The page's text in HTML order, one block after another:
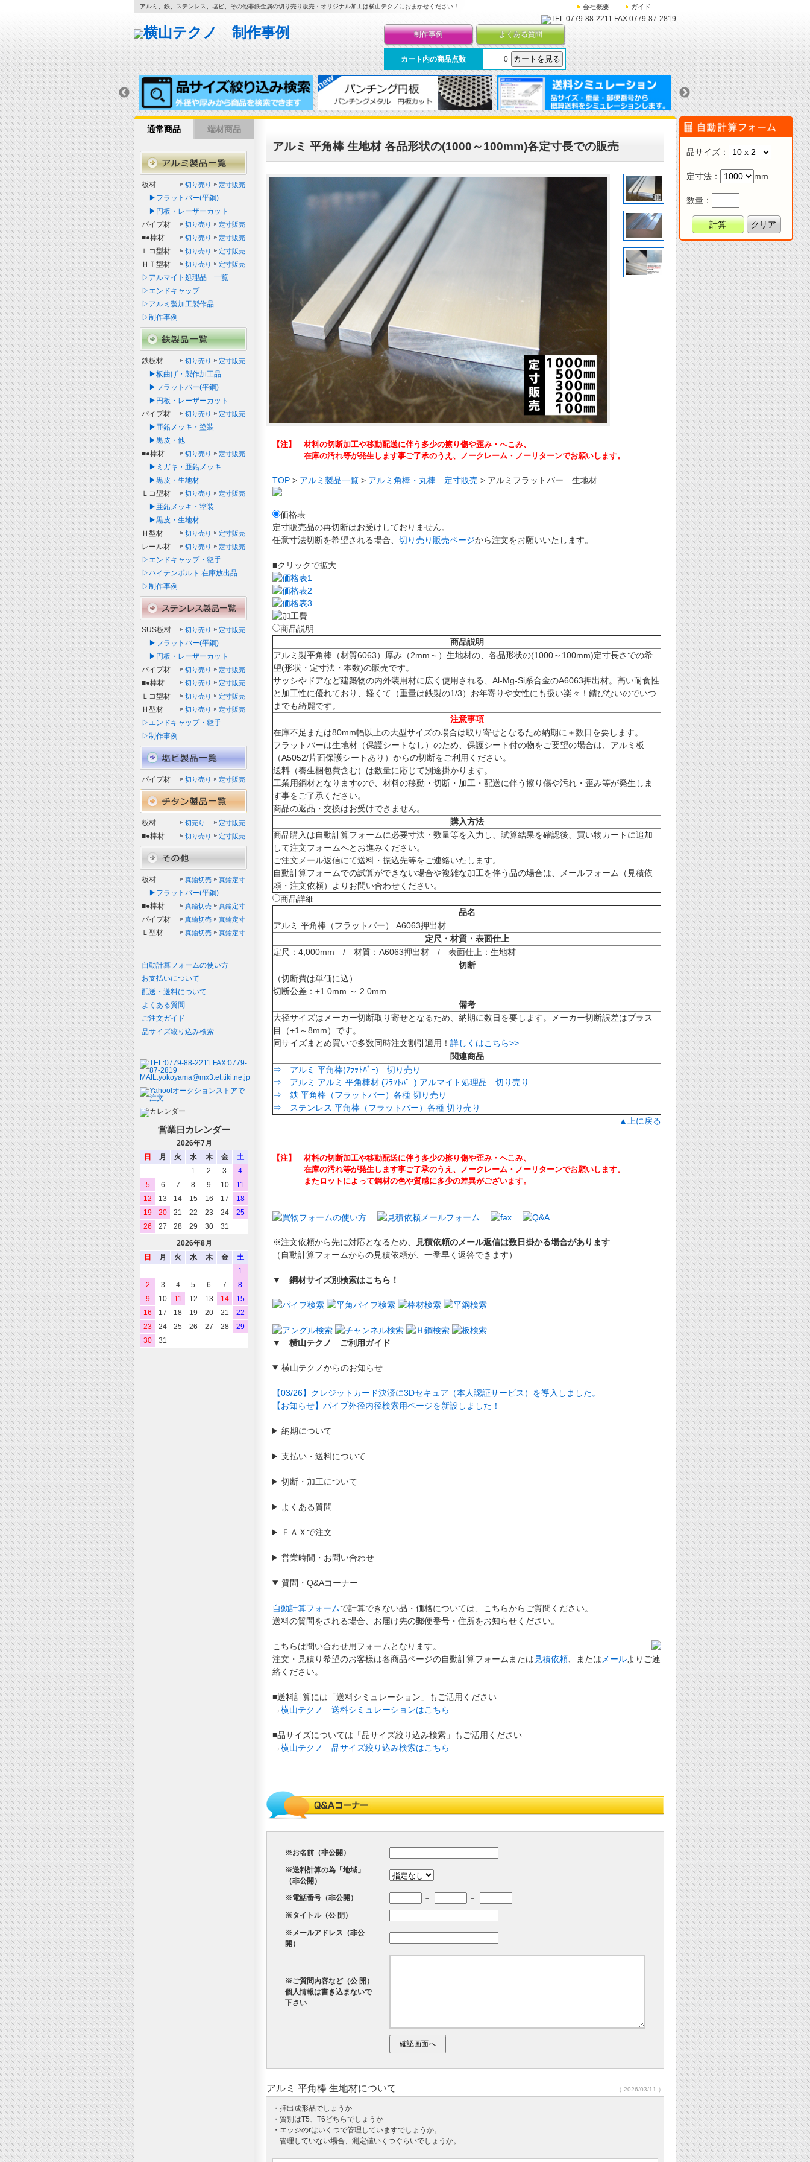
アルミ、鉄、ステンレス、塩ビ、その他非鉄金属の切り売り販売・オリジナル加工は横山テクノにおまかせください！ 会社概要 ガイド
制作事例 よくある質問
カート内の商品点数 0
アルミ 平角棒 生地材 各品形状の(1000～100mm)各定寸長での販売
【注】 材料の切断加工や移動配送に伴う多少の擦り傷や歪み・へこみ、
在庫の汚れ等が発生します事ご了承のうえ、ノークレーム・ノーリターンでお願いします。
TOP > アルミ製品一覧 > アルミ角棒・丸棒 定寸販売 > アルミフラットバー 生地材
価格表
定寸販売品の再切断はお受けしておりません。
任意寸法切断を希望される場合、 切り売り販売ページから注文をお願いいたします。
■クリックで拡大
商品説明
商品説明
アルミ製平角棒（材質6063）厚み（2mm～）生地材の、各品形状の(1000～100mm)定寸長さでの希
望(形状・定寸法・本数)の販売です。
サッシやドアなど建築物の内外装用材に広く使用される、Al-Mg-Si系合金のA6063押出材。高い耐食性
と加工性に優れており、軽くて（重量は鉄製の1/3）お年寄りや女性にも扱い楽々！錆びないのでいつ
までも綺麗です。
注意事項
在庫不足または80mm幅以上の大型サイズの場合は取り寄せとなるため納期に＋数日を要します。
フラットバーは生地材（保護シートなし）のため、保護シート付の物をご要望の場合は、アルミ板
（A5052/片面保護シートあり）からの切断をご利用ください。
送料（養生梱包費含む）は数量に応じて別途掛かります。
工業用鋼材となりますので、材料の移動・切断・加工・配送に伴う擦り傷や汚れ・歪み等が発生しま
す事をご了承ください。
商品の返品・交換はお受けできません。
購入方法
商品購入は自動計算フォームに必要寸法・数量等を入力し、試算結果を確認後、買い物カートに追加
して注文フォームへとお進みください。
ご注文メール返信にて送料・振込先等をご連絡いたします。
自動計算フォームでの試算ができない場合や複雑な加工を伴う品の場合は、メールフォーム（見積依
頼・注文依頼）よりお問い合わせください。
商品詳細
品名
アルミ 平角棒（フラットバー） A6063押出材
定尺・材質・表面仕上
定尺：4,000mm / 材質：A6063押出材 / 表面仕上：生地材
切断
（切断費は単価に込）
切断公差：±1.0mm ～ 2.0mm
備考
大径サイズはメーカー切断取り寄せとなるため、納期に数日を要します。メーカー切断誤差はプラス
目（+1～8mm）です。
同サイズまとめ買いで多数同時注文割引適用！ 詳しくはこちら>>
関連商品
⇒ アルミ 平角棒(ﾌﾗｯﾄﾊﾞｰ) 切り売り
⇒ アルミ アルミ 平角棒材 (ﾌﾗｯﾄﾊﾞｰ) アルマイト処理品 切り売り
⇒ 鉄 平角棒（フラットバー）各種 切り売り
⇒ ステンレス 平角棒（フラットバー）各種 切り売り
▲上に戻る
【注】 材料の切断加工や移動配送に伴う多少の擦り傷や歪み・へこみ、
在庫の汚れ等が発生します事ご了承のうえ、ノークレーム・ノーリターンでお願いします。
またロットによって鋼材の色や質感に多少の差異がございます。
※注文依頼から先に対応となるため、
見積依頼のメール返信は数日掛かる場合があります
（自動計算フォームからの見積依頼が、一番早く返答できます）
▼ 鋼材サイズ別検索はこちら！
▼ 横山テクノ ご利用ガイド
横山テクノからのお知らせ
【03/26】クレジットカード決済に3Dセキュア（本人認証サービス）を導入しました。
【お知らせ】パイプ外径内径検索用ページを新設しました！
納期について
支払い・送料について
切断・加工について
よくある質問
ＦＡＸで注文
営業時間・お問い合わせ
質問 ・Q&Aコーナー
自動計算フォームで計算できない品・価格については、こちらからご質問ください。
送料の質問をされる場合、お届け先の郵便番号・住所をお知らせください。
こちらは問い合わせ用フォームとなります。
注文・見積り希望のお客様は各商品ページの自動計算フォームまたは 見積依頼 、または メールよりご連
絡ください。
■送料計算には「送料シミュレーション」もご活用ください
→横山テクノ 送料シミュレーションはこちら
■品サイズについては「品サイズ絞り込み検索」もご活用ください
→横山テクノ 品サイズ絞り込み検索はこちら
※お名前（非公開）
※送料計算の為「地域」
（非公開）
※電話番号（非公開）
－
－
※タイトル（公 開）
※メールアドレス（非公
開）
※ご質問内容など（公 開）
個人情報は書き込まないで
下さい
アルミ 平角棒 生地材について （ 2026/03/11 ）
・押出成形品でしょうか
・質別はT5、T6どちらでしょうか
・エッジのrはいくつで管理していますでしょうか。
管理していない場合、測定値いくつぐらいでしょうか。
通常商品 端材商品
板材 切り売り 定寸販売
▶フラットバー(平鋼)
▶円板・レーザーカット
パイプ材
切り売り 定寸販売
■●棒材 切り売り 定寸販売
Ｌコ型材 切り売り 定寸販売
ＨＴ型材 切り売り 定寸販売
▷アルマイト処理品 一覧
▷エンドキャップ
▷アルミ製加工製作品
▷制作事例
鉄板材 切り売り 定寸販売
▶板曲げ・製作加工品
▶フラットバー(平鋼)
▶円板・レーザーカット
パイプ材
切り売り 定寸販売
▶亜鉛メッキ・塗装
▶黒皮・他
■●棒材
切り売り 定寸販売
▶ミガキ・亜鉛メッキ
▶黒皮・生地材
Ｌコ型材
切り売り 定寸販売
▶亜鉛メッキ・塗装
▶黒皮・生地材
Ｈ型材
切り売り 定寸販売
レール材 切り売り 定寸販売
▷エンドキャップ・継手
▷ハイテンボルト 在庫放出品
▷制作事例
SUS板材 切り売り 定寸販売
▶フラットバー(平鋼)
▶円板・レーザーカット
パイプ材
切り売り 定寸販売
■●棒材 切り売り 定寸販売
Ｌコ型材 切り売り 定寸販売
Ｈ型材 切り売り 定寸販売
▷エンドキャップ・継手
▷制作事例
パイプ材 切り売り 定寸販売
板材 切売り 定寸販売
■●棒材 切り売り 定寸販売
板材 真鍮切売 真鍮定寸
▶フラットバー(平鋼)
■●棒材
真鍮切売 真鍮定寸
パイプ材 真鍮切売 真鍮定寸
Ｌ型材 真鍮切売 真鍮定寸
自動計算フォームの使い方
お支払いについて
配送・送料について
よくある質問
ご注文ガイド
品サイズ絞り込み検索
営業日カレンダー
2026年7月
日
月 火 水 木 金
土
1
2 3
4
5
6 7 8 9 10
11
12
13 14 15 16 17
18
19
20 21 22 23 24
25
26
27 28 29 30
31
2026年8月
日
月 火 水 木 金
土
1
2
3 4 5 6 7
8
9
10 11 12 13 14
15
16
17 18 19 20 21
22
23
24 25 26 27 28
29
30
31
品サイズ ：
定寸法 ： mm
数量：
計算 クリア